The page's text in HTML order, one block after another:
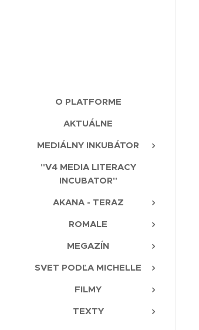
O PLATFORME
AKTUÁLNE
MEDIÁLNY INKUBÁTOR
"V4 MEDIA LITERACY
INCUBATOR"
AKANA - TERAZ
ROMALE
MEGAZÍN
SVET PODĽA MICHELLE
FILMY
TEXTY